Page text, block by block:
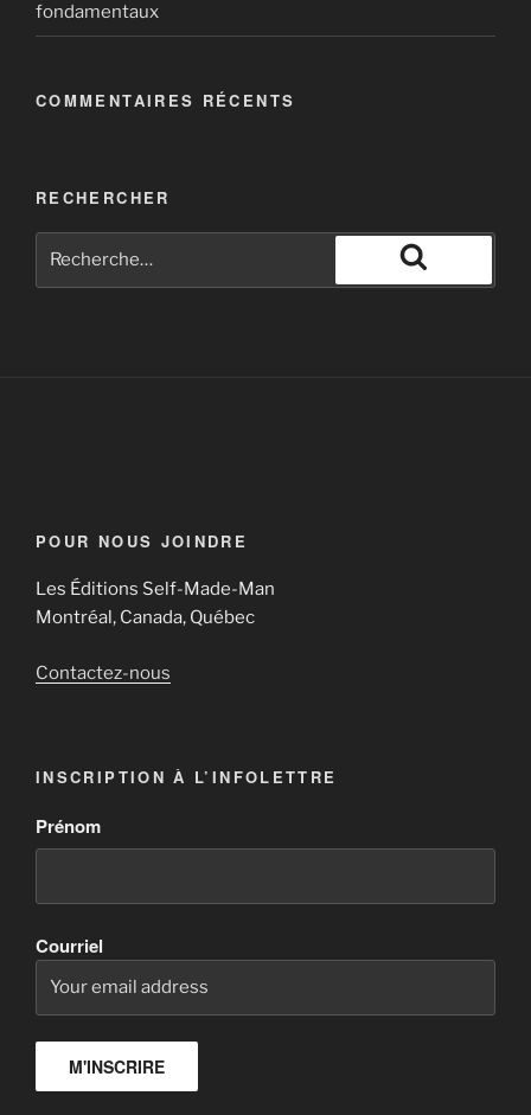
fondamentaux
COMMENTAIRES RÉCENTS
RECHERCHER
POUR NOUS JOINDRE
Les Éditions Self-Made-Man
Montréal, Canada, Québec
Contactez-nous
INSCRIPTION À L’INFOLETTRE
Prénom
Courriel